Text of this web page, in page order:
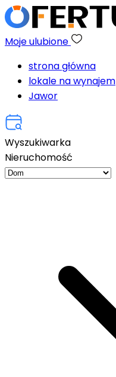
Moje ulubione
strona główna
lokale na wynajem
Jawor
Wyszukiwarka
Nieruchomość